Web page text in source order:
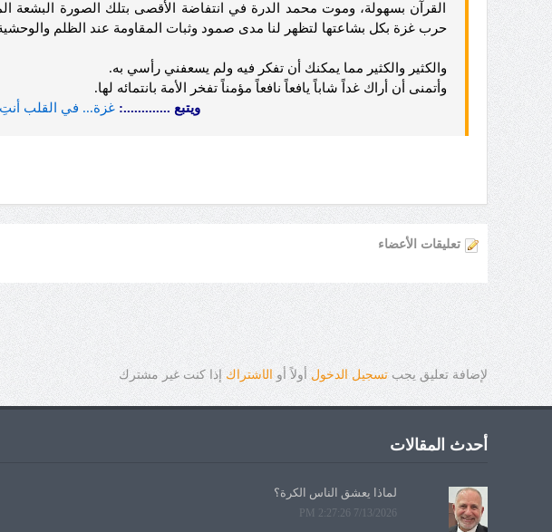
القرآن بسهولة، وموت محمد الدرة في انتفاضة الأقصى بتلك الصورة
حرب غزة بكل بشاعتها لتظهر لنا مدى صمود وثبات المقاومة عند الظلم
والكثير والكثير مما يمكنك أن تفكر فيه ولم يسعفني رأسي به.
وأتمنى أن أراك غداً شاباً يافعاً نافعاً مؤمناً تفخر الأمة بانتمائه لها.
ويتبع .............:غزة... في القلب
تعليقات الأعضاء
لإضافة تعليق يجبتسجيل الدخول أولاً أو الاشتراك إذا كنت غير مشترك
أحدث المقالات
لماذا يعشق الناس الكرة؟
7/13/2026 2:27:26 PM